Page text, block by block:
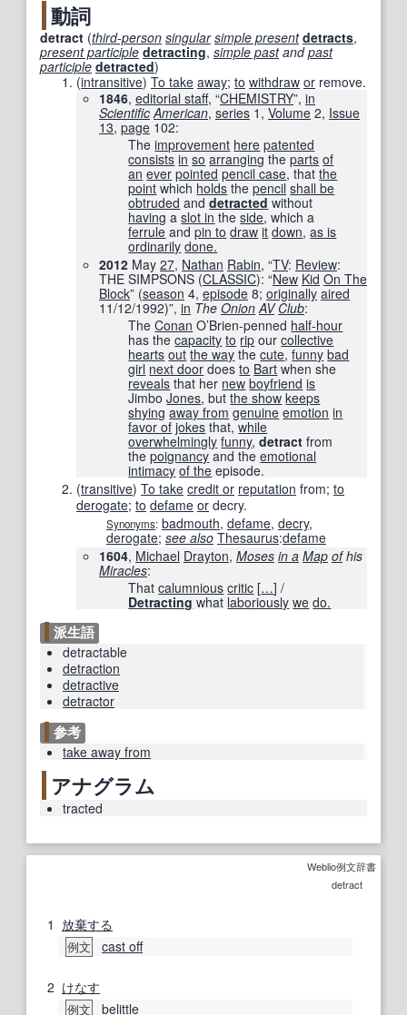
動詞
detract (third-person singular simple present detracts,
present participle detracting, simple pastandpast
participle detracted)
(intransitive) To take away; to withdraw or remove.
1846, editorial staff, “CHEMISTRY”, in
Scientific American, series 1, Volume 2, Issue
13, page 102:
Theimprovement here patented
consists in so arranging theparts of
an ever pointed pencil case, thatthe
point which holds thepencil shall be
obtruded anddetracted without
having aslot in theside, which a
ferrule andpin to draw it down,as is
ordinarily done.
2012 May 27, Nathan Rabin, “TV: Review:
THE SIMPSONS (CLASSIC): “New Kid On The
Block” (season 4, episode 8; originally aired
11/12/1992)”, in The Onion AV Club‎:
TheConan O’Brien-penned half-hour
has thecapacity to rip ourcollective
hearts out the way thecute,funny bad
girl next door doesto Bart when she
reveals that her new boyfriend is
JimboJones, butthe show keeps
shying away from genuine emotion in
favor of jokes that,while
overwhelmingly funny,detract from
thepoignancy and theemotional
intimacy of the episode.
(transitive) To take credit or reputation from; to
derogate; to defame or decry.
Synonyms: badmouth, defame, decry,
derogate; see also Thesaurus:defame
1604, Michael Drayton, Moses in a Map ofhis
Miracles:
Thatcalumnious critic […] /
Detracting what laboriously we do.
派生語
detractable
detraction
detractive
detractor
参考
take away from
アナグラム
tracted
Weblio例文辞書
detract
1 放棄する
例文 cast off
2 けなす
例文 belittle